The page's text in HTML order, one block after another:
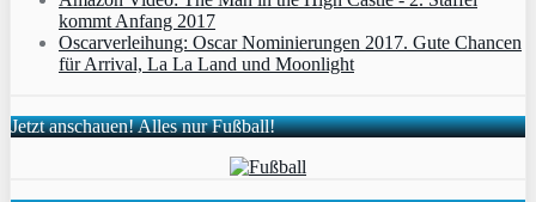
kommt Anfang 2017
Oscarverleihung: Oscar Nominierungen 2017. Gute Chancen
für Arrival, La La Land und Moonlight
Jetzt anschauen! Alles nur Fußball!